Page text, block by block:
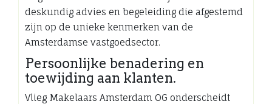
deskundig advies en begeleiding die afgestemd
zijn op de unieke kenmerken van de
Amsterdamse vastgoedsector.
Persoonlijke benadering en
toewijding aan klanten.
Vlieg Makelaars Amsterdam OG onderscheidt